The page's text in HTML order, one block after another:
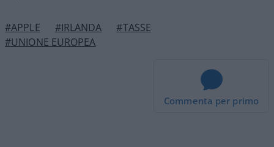
#APPLE #IRLANDA
#TASSE
#UNIONE EUROPEA
Commenta per primo